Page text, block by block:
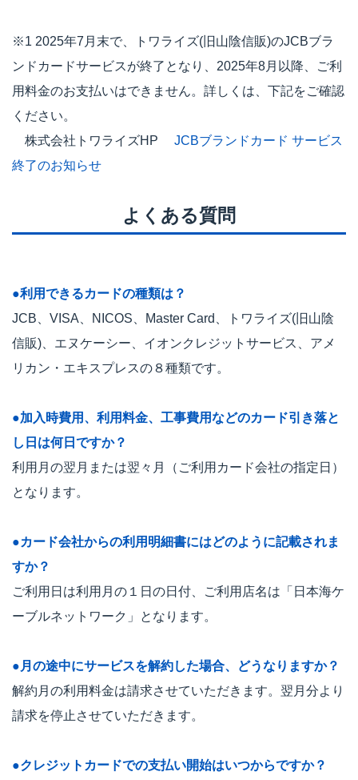
※1 2025年7月末で、トワライズ(旧山陰信販)のJCBブラ
ンドカードサービスが終了となり、2025年8月以降、ご利
用料金のお支払いはできません。詳しくは、下記をご確認
ください。
株式会社トワライズHP JCBブランドカード サービス
終了のお知らせ
よくある質問
●利用できるカードの種類は？
JCB、VISA、NICOS、Master Card、トワライズ(旧山陰
信販)、エヌケーシー、イオンクレジットサービス、アメ
リカン・エキスプレスの８種類です。
●加入時費用、利用料金、工事費用などのカード引き落と
し日は何日ですか？
利用月の翌月または翌々月（ご利用カード会社の指定日）
となります。
●カード会社からの利用明細書にはどのように記載されま
すか？
ご利用日は利用月の１日の日付、ご利用店名は「日本海ケ
ーブルネットワーク」となります。
●月の途中にサービスを解約した場合、どうなりますか？
解約月の利用料金は請求させていただきます。翌月分より
請求を停止させていただきます。
●クレジットカードでの支払い開始はいつからですか？